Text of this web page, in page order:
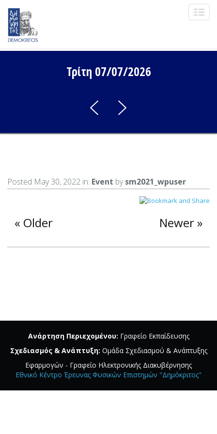
Τρίτη 07/07/2026
Posted May 30, 2022 in: Event bysm2021_wpuser
Older Newer
Ανάρτηση Περιεχομένου: Γραφείο Εκπαίδευσης
Σχεδιασμός & Ανάπτυξη: Ομάδα Σχεδιασμού & Ανάπτυξης
Εφαρμογών - Γραφείο Ηλεκτρονικής Διακυβέρνησης
Εθνικό Κέντρο Έρευνας Φυσικών Επιστημών "Δημόκριτος"